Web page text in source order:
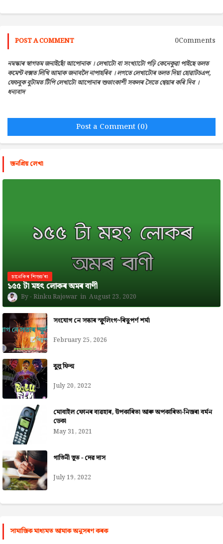
POST A COMMENT 0Comments
নমস্কাৰ স্বাগতম জনাইছোঁ আপোনাক । লেখাটো বা সংখ্যাটো পঢ়ি কেনেকুৱা পাইছে তলত
কমেন্ট বক্সত লিখি আমাক জনাবলৈ নাপাহৰিব । লগতে লেখাটোৰ তলত দিয়া হোৱাটচএপ,
ফেচবুক বুটামত টিপি লেখাটো আপোনাৰ শুভাংকাশী সকলৰ সৈতে শ্বেয়াৰ কৰি দিব ।
ধন্যবাদ
Post a Comment (0)
জনপ্রিয় লেখা
চানেকিৰ শিশুচ'ৰা
১৫৫ টা মহৎ লোকৰ অমৰ বাণী
Rinku Rajowar August 23, 2020
সংযোগ নে সত্তাৰ স্ফুলিংগ~ৰিতুপৰ্ণ শৰ্মা
February 25, 2026
বুলু ফিল্ম
July 20, 2022
মোবাইল ফোনৰ ব্যৱহাৰ, উপকাৰিতা আৰু অপকাৰিতা-নিজৰা বৰ্মন
ডেকা
May 31, 2021
গাভিনী ভূত - দেৱ দাস
July 19, 2022
সামাজিক মাধ্যমত আমাক অনুসৰণ কৰক